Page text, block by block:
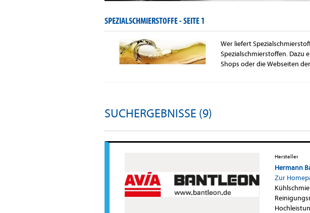
SPEZIALSCHMIERSTOFFE -SEITE 1
Wer liefert
Spezialschmierstoffen. Dazu
Shops oder die Webseiten
SUCHERGEBNISSE (9)
Hersteller
Hermann
Zur